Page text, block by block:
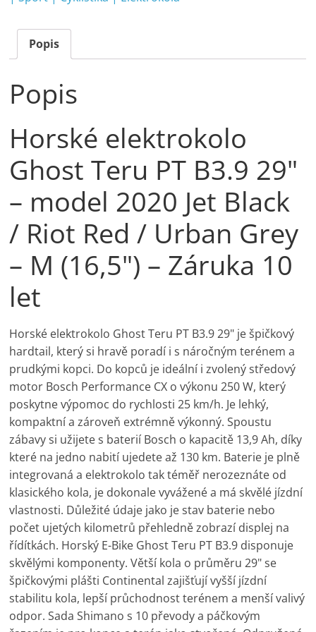
Popis
Popis
Horské elektrokolo
Ghost Teru PT B3.9 29"
– model 2020 Jet Black
/ Riot Red / Urban Grey
– M (16,5") – Záruka 10
let
Horské elektrokolo Ghost Teru PT B3.9 29" je špičkový
hardtail, který si hravě poradí i s náročným terénem a
prudkými kopci. Do kopců je ideální i zvolený středový
motor Bosch Performance CX o výkonu 250 W, který
poskytne výpomoc do rychlosti 25 km/h. Je lehký,
kompaktní a zároveň extrémně výkonný. Spoustu
zábavy si užijete s baterií Bosch o kapacitě 13,9 Ah, díky
které na jedno nabití ujedete až 130 km. Baterie je plně
integrovaná a elektrokolo tak téměř nerozeznáte od
klasického kola, je dokonale vyvážené a má skvělé jízdní
vlastnosti. Důležité údaje jako je stav baterie nebo
počet ujetých kilometrů přehledně zobrazí displej na
řídítkách. Horský E-Bike Ghost Teru PT B3.9 disponuje
skvělými komponenty. Větší kola o průměru 29" se
špičkovými plášti Continental zajišťují vyšší jízdní
stabilitu kola, lepší průchodnost terénem a menší valivý
odpor. Sada Shimano s 10 převody a páčkovým